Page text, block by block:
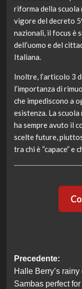
riforma della scuola
vigore del decreto
nazionali, il focus è
dell’uomo e del
Italiana.
Inoltre, l’articolo 3
l’importanza di
che impediscono a
esistenza. La
ha sempre avuto il
scelte future,
tra chi è “capace” e
articolo
Precedente:
Halle Berry’s
Sambas perfect